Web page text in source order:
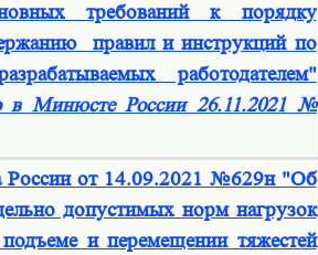
требований к порядку
правил и инструкций по
работодателем"
в Минюсте России 26.11.2021 №
России от 14.09.2021 №629н "Об
допустимых норм нагрузок
и перемещении тяжестей